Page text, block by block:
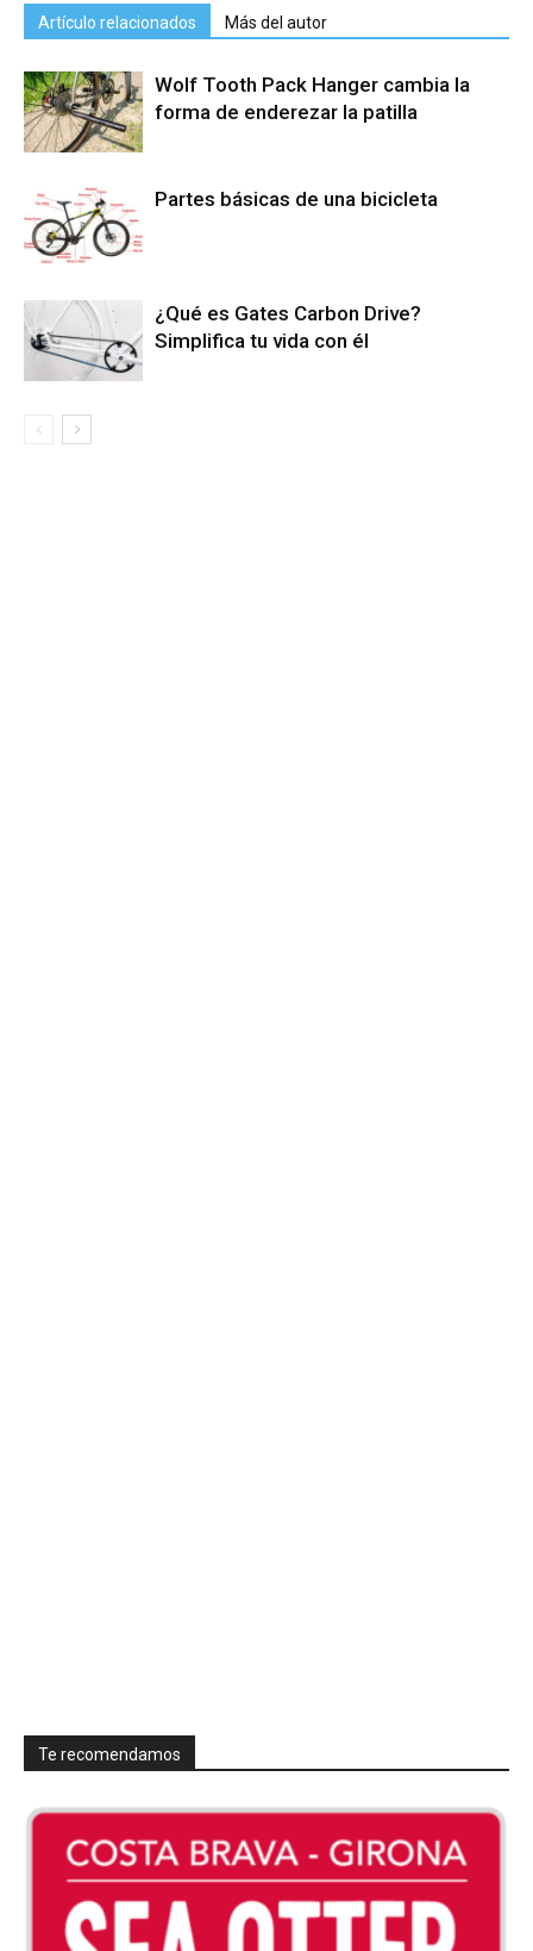
Artículo relacionados Más del autor
Wolf Tooth Pack Hanger cambia la
forma de enderezar la patilla
Partes básicas de una bicicleta
¿Qué es Gates Carbon Drive?
Simplifica tu vida con él
Te recomendamos